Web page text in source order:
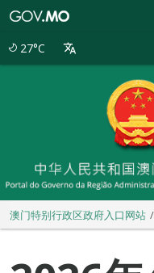
27°C
澳门特别行政区政府入口网站